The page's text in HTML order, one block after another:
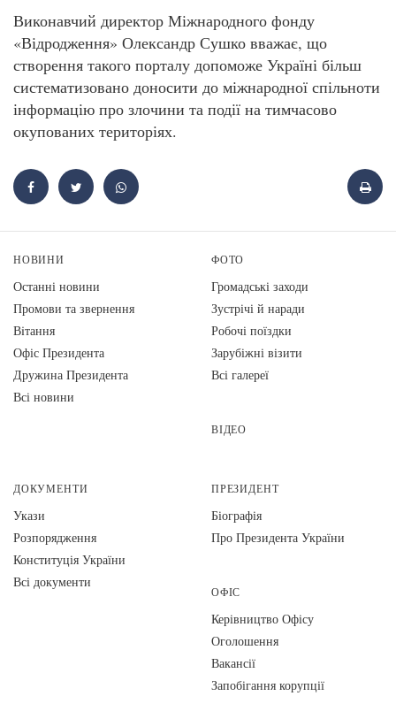
Виконавчий директор Міжнародного фонду
«Відродження» Олександр Сушко вважає, що
створення такого порталу допоможе Україні більш
систематизовано доносити до міжнародної спільноти
інформацію про злочини та події на тимчасово
окупованих територіях.
НОВИНИ
Останні новини
Промови та звернення
Вiтання
Офіс Президента
Дружина Президента
Всі новини
ФОТО
Громадські заходи
Зустрічі й наради
Робочі поїздки
Зарубіжні візити
Всі галереї
ВІДЕО
ДОКУМЕНТИ
Укази
Розпорядження
Конституція України
Всі документи
ПРЕЗИДЕНТ
Біографія
Про Президента України
ОФІС
Керівництво Офісу
Оголошення
Вакансії
Запобігання корупції